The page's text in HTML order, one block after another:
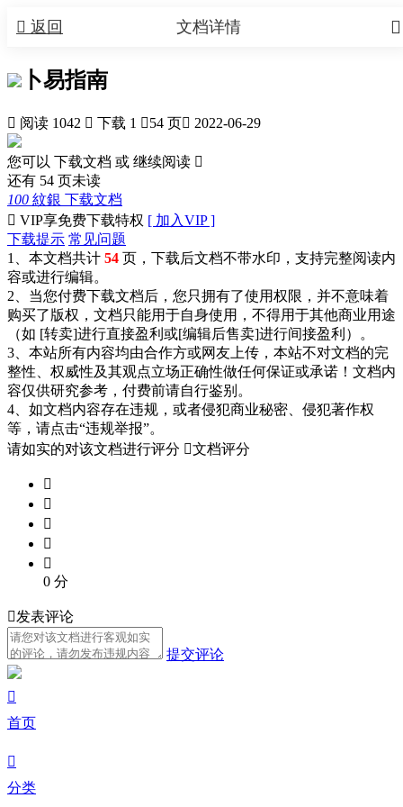
 返回 
文档详情
卜易指南
 阅读 1042  下载 1 54 页 2022-06-29
您可以 下载文档 或 继续阅读 
还有 54 页未读
100 紋銀 下载文档
 VIP享免费下载特权 [ 加入VIP ]
下载提示 常见问题
1、本文档共计 54 页，下载后文档不带水印，支持完整阅读内
容或进行编辑。
2、当您付费下载文档后，您只拥有了使用权限，并不意味着
购买了版权，文档只能用于自身使用，不得用于其他商业用途
（如 [转卖]进行直接盈利或[编辑后售卖]进行间接盈利）。
3、本站所有内容均由合作方或网友上传，本站不对文档的完
整性、权威性及其观点立场正确性做任何保证或承诺！文档内
容仅供研究参考，付费前请自行鉴别。
4、如文档内容存在违规，或者侵犯商业秘密、侵犯著作权
等，请点击“违规举报”。
请如实的对该文档进行评分 文档评分





0 分
发表评论
提交评论

首页

分类